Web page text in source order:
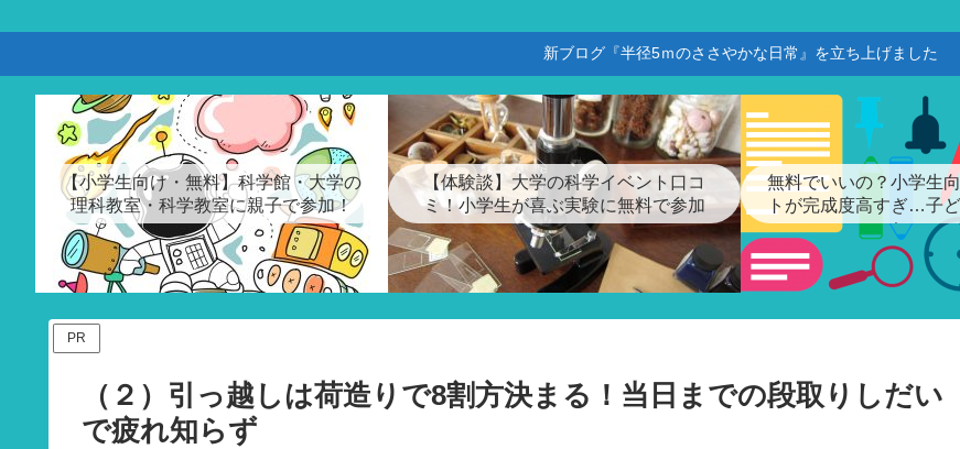
新ブログ『半径5ｍのささやかな日常』を立ち上げました
【小学生向け・無料】科学館・大学の
理科教室・科学教室に親子で参加！
【体験談】大学の科学イベント口コ
ミ！小学生が喜ぶ実験に無料で参加
無料でいいの？小学生
トが完成度高すぎ…子
ショー
PR
（２）引っ越しは荷造りで8割方決まる！当日までの段取りしだい
で疲れ知らず